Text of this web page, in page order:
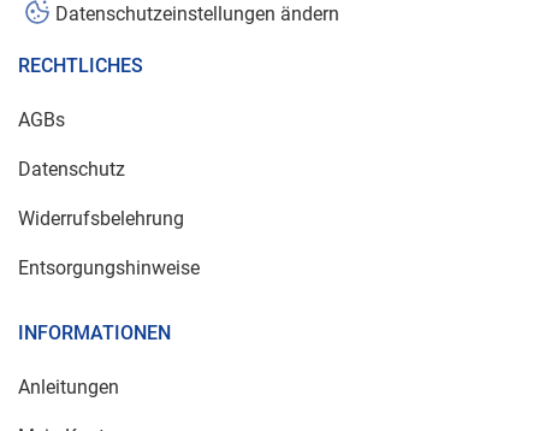
Datenschutzeinstellungen ändern
RECHTLICHES
AGBs
Datenschutz
Widerrufsbelehrung
Entsorgungshinweise
INFORMATIONEN
Anleitungen